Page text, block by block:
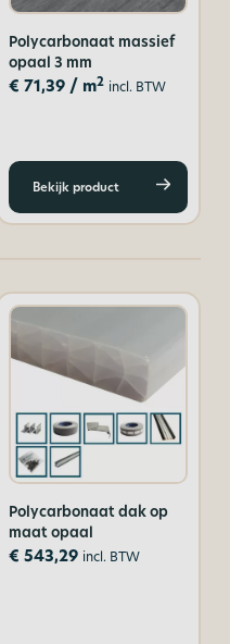
Polycarbonaat massief
opaal 3 mm
€ 71,39/ m2 incl. BTW
Bekijk product
Polycarbonaat dak op
maat opaal
€ 543,29 incl. BTW